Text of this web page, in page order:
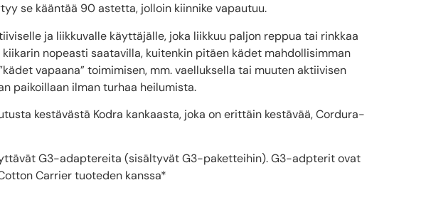
se kääntää 90 astetta, jolloin kiinnike vapautuu.
ja liikkuvalle käyttäjälle, joka liikkuu paljon reppua tai rinkkaa
nopeasti saatavilla, kuitenkin pitäen kädet mahdollisimman
vapaana” toimimisen, mm. vaelluksella tai muuten aktiivisen
paikoillaan ilman turhaa heilumista.
kestävästä Kodra kankaasta, joka on erittäin kestävää, Cordura-
G3-adaptereita (sisältyvät G3-paketteihin). G3-adpterit ovat
Carrier tuoteden kanssa*